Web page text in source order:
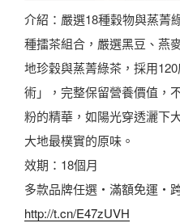
介紹：嚴選18種穀物與蒸菁
種擂茶組合，嚴選黑豆、燕
地珍穀與蒸菁綠茶，採用
術」，完整保留營養價值，
粉的精華，如陽光穿透灑下
大地最樸實的原味。
效期：18個月
多款品牌任選・滿額免運・
http://t.cn/E47zUVH